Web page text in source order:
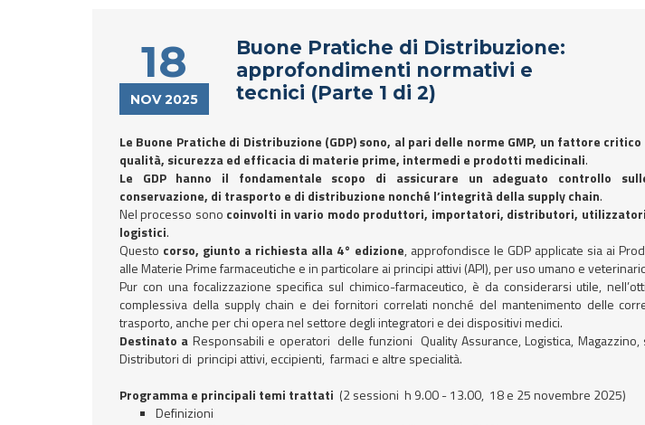
18
NOV 2025
Buone Pratiche di Distribuzione:
approfondimenti normativi e
tecnici (Parte 1 di 2)
Le Buone Pratiche di Distribuzione (GDP) sono, al pari delle norme GMP, un fattore
qualità, sicurezza ed efficacia di materie prime, intermedi e prodotti medicinali.
Le GDP hanno il fondamentale scopo di assicurare un adeguato controllo
conservazione, di trasporto e di distribuzione nonché l’integrità della supply chain.
Nel processo sono coinvolti in vario modo produttori, importatori, distributori,
logistici.
Questo corso, giunto a richiesta alla 4° edizione, approfondisce le GDP applicate sia ai
alle Materie Prime farmaceutiche e in particolare ai principi attivi (API), per uso umano e
Pur con una focalizzazione specifica sul chimico-farmaceutico, è da considerarsi utile,
complessiva della supply chain e dei fornitori correlati nonché del mantenimento delle
trasporto, anche per chi opera nel settore degli integratori e dei dispositivi medici.
Destinato a Responsabili e operatori delle funzioni Quality Assurance, Logistica, Magazzino,
Distributori di principi attivi, eccipienti, farmaci e altre specialità.
Programma e principali temi trattati (2 sessioni h 9.00 - 13.00, 18 e 25 novembre 2025)
Definizioni